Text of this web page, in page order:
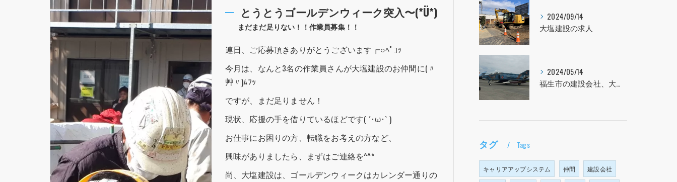
とうとうゴールデンウィーク突入〜(*Ü*)
まだまだ足りない！！作業員募集！！
連日、ご応募頂きありがとうございます┏○ﾍﾟｺｯ
今月は、なんと3名の作業員さんが大塩建設のお仲間に(〃
艸〃)ﾑﾌｯ
ですが、まだ足りません！
現状、応援の手を借りているほどです( ´･ω･` )
お仕事にお困りの方、転職をお考えの方など、
興味がありましたら、まずはご連絡を^^*
尚、大塩建設は、ゴールデンウィークはカレンダー通りの
2024/09/14
大塩建設の求人
2024/05/14
福生市の建設会社、大塩建設の求人！！！
タグ Tags
キャリアアップシステム 仲間 建設会社